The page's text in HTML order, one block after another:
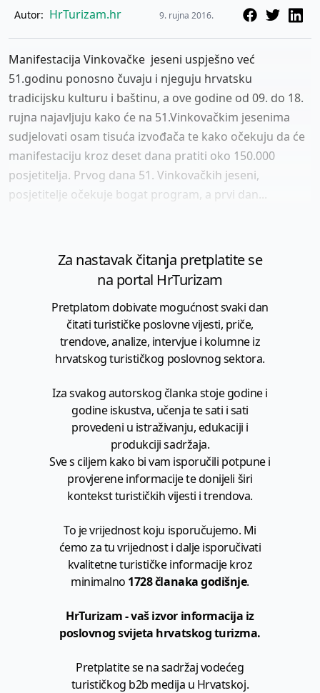
Autor: HrTurizam.hr 9. rujna 2016.
Manifestacija Vinkovačke jeseni uspješno već
51.godinu ponosno čuvaju i njeguju hrvatsku
tradicijsku kulturu i baštinu, a ove godine od 09. do 18.
rujna najavljuju kako će na 51.Vinkovačkim jesenima
sudjelovati osam tisuća izvođača te kako očekuju da će
manifestaciju kroz deset dana pratiti oko 150.000
posjetitelja. Prvog dana 51. Vinkovačkih jeseni,
posjetitelje očekuje bogat program, a prvi dan...
Za nastavak čitanja pretplatite se
na portal HrTurizam
Pretplatom dobivate mogućnost svaki dan
čitati turističke poslovne vijesti, priče,
trendove, analize, intervjue i kolumne iz
hrvatskog turističkog poslovnog sektora.
Iza svakog autorskog članka stoje godine i
godine iskustva, učenja te sati i sati
provedeni u istraživanju, edukaciji i
produkciji sadržaja.
Sve s ciljem kako bi vam isporučili potpune i
provjerene informacije te donijeli širi
kontekst turističkih vijesti i trendova.
To je vrijednost koju isporučujemo. Mi
ćemo za tu vrijednost i dalje isporučivati
kvalitetne turističke informacije kroz
minimalno 1728 članaka godišnje.
HrTurizam - vaš izvor informacija iz
poslovnog svijeta hrvatskog turizma.
Pretplatite se na sadržaj vodećeg
turističkog b2b medija u Hrvatskoj.